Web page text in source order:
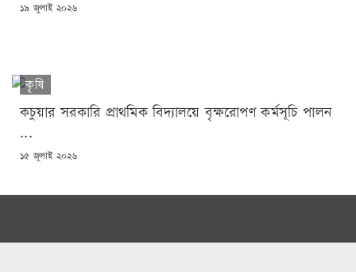
POSTED
১৯ জুলাই ২০২৬
কৃষি
কচুয়ার সরকারি প্রাথমিক বিদ্যালয়ে বৃক্ষরোপণ কর্মসূচি পালন
...
POSTED
১৫ জুলাই ২০২৬